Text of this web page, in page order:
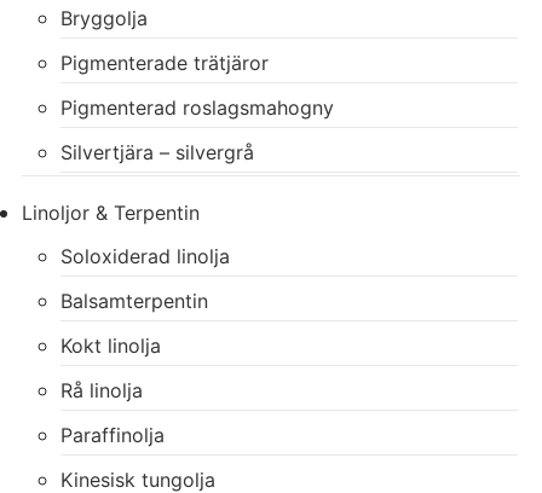
Bryggolja
Pigmenterade trätjäror
Pigmenterad roslagsmahogny
Silvertjära – silvergrå
Linoljor & Terpentin
Soloxiderad linolja
Balsamterpentin
Kokt linolja
Rå linolja
Paraffinolja
Kinesisk tungolja